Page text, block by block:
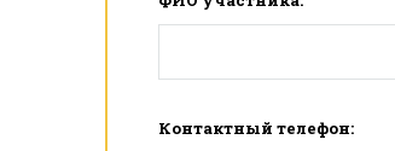
Контактный телефон: